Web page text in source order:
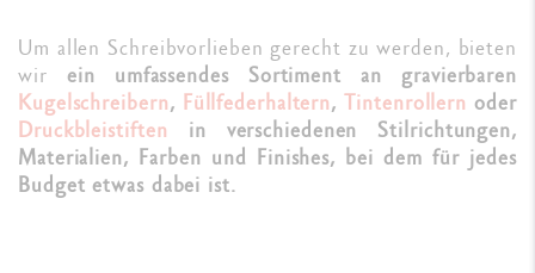
Um allen Schreibvorlieben gerecht zu werden, bieten
wir ein umfassendes Sortiment an gravierbaren
Kugelschreibern, Füllfederhaltern,Tintenrollern oder
Druckbleistiften in verschiedenen Stilrichtungen,
Materialien, Farben und Finishes, bei dem für jedes
Budget etwas dabei ist.